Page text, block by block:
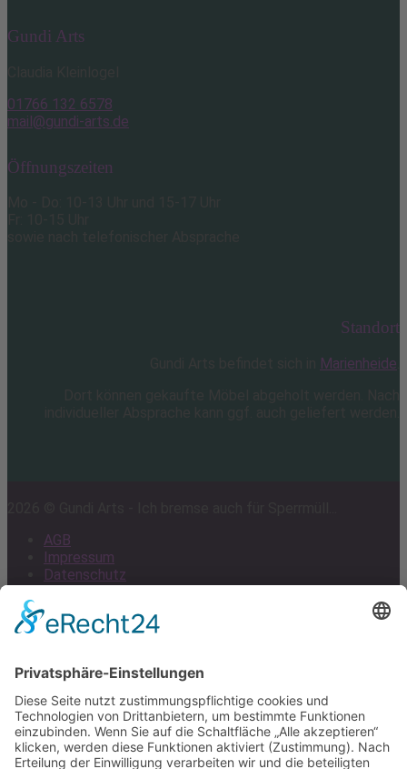
Gundi Arts
01766 132 6578
mail@gundi-arts.de
Öffnungszeiten
Standort
Marienheide
AGB
Impressum
Datenschutz
top